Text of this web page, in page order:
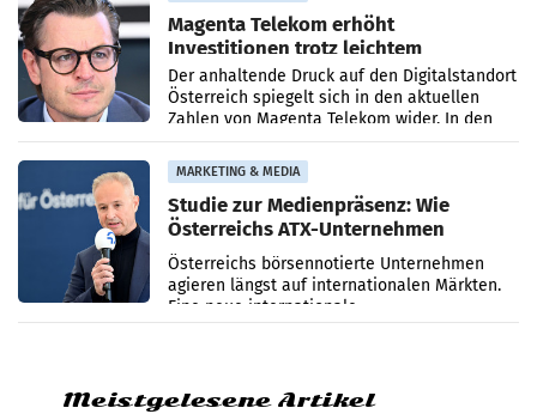
Magenta Telekom erhöht
Investitionen trotz leichtem
Umsatzrückgang
Der anhaltende Druck auf den Digitalstandort
Österreich spiegelt sich in den aktuellen
Zahlen von Magenta Telekom wider. In den
ersten sechs Monaten des laufenden Jahres
verzeichnete
MARKETING & MEDIA
Studie zur Medienpräsenz: Wie
Österreichs ATX-Unternehmen
international wahrgenommen
werden
Österreichs börsennotierte Unternehmen
agieren längst auf internationalen Märkten.
Eine neue internationale
Medienresonanzanalyse untersucht die
Meistgelesene Artikel